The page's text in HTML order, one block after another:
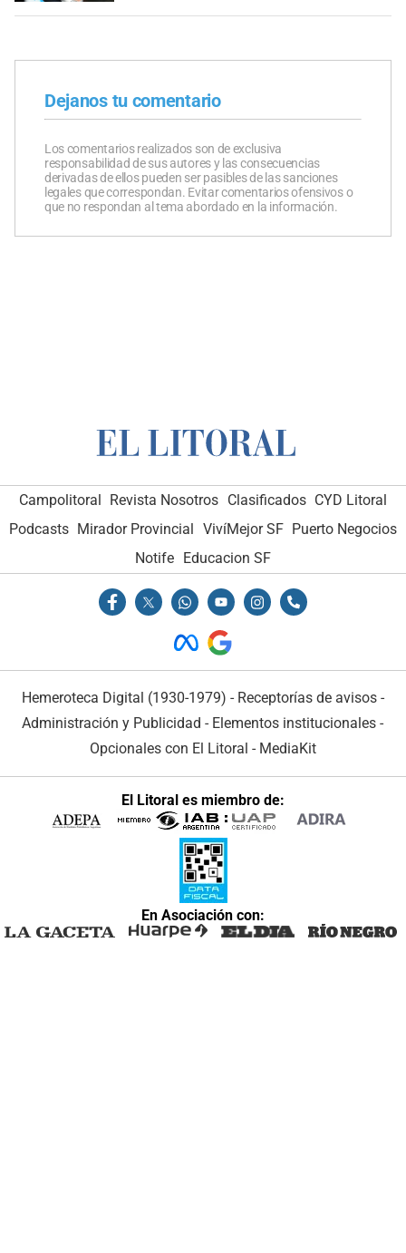
Dejanos tu comentario
Los comentarios realizados son de exclusiva
responsabilidad de sus autores y las consecuencias
derivadas de ellos pueden ser pasibles de las sanciones
legales que correspondan. Evitar comentarios ofensivos o
que no respondan al tema abordado en la información.
Campolitoral Revista Nosotros Clasificados CYD Litoral
Podcasts Mirador Provincial VivíMejor SF Puerto Negocios
Notife Educacion SF
Hemeroteca Digital (1930-1979) - Receptorías de avisos -
Administración y Publicidad - Elementos institucionales -
Opcionales con El Litoral - MediaKit
El Litoral es miembro de:
En Asociación con: